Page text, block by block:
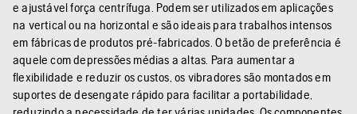
e ajustável força centrífuga. Podem ser utilizados em aplicações
na vertical ou na horizontal e são ideais para trabalhos intensos
em fábricas de produtos pré-fabricados. O betão de preferência é
aquele com depressões médias a altas. Para aumentar a
flexibilidade e reduzir os custos, os vibradores são montados em
suportes de desengate rápido para facilitar a portabilidade,